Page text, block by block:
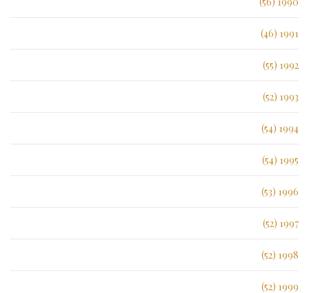
1991 (46)
1992 (55)
1993 (52)
1994 (54)
1995 (54)
1996 (53)
1997 (52)
1998 (52)
1999 (52)